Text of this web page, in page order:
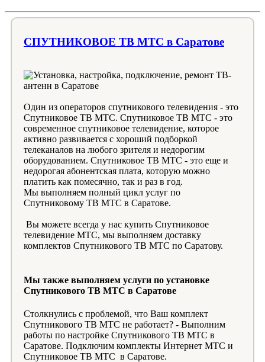
СПУТНИКОВОЕ ТВ МТС в Саратове
Один из операторов спутникового телевидения - это
Спутниковое ТВ МТС. Спутниковое ТВ МТС - это
современное спутниковое телевидение, которое
активно развивается с хороший подборкой
телеканалов на любого зрителя и недорогим
оборудованием. Спутниковое ТВ МТС - это еще и
недорогая абонентская плата, которую можно
платить как помесячно, так и раз в год.
Мы выполняем полный цикл услуг по
Спутниковому ТВ МТС в Саратове.
Вы можете всегда у нас купить Спутниковое
телевидение МТС, мы выполняем доставку
комплектов Спутникового ТВ МТС по Саратову.
Мы также выполняем услуги по установке
Спутникового ТВ МТС в Саратове
Столкнулись с проблемой, что Ваш комплект
Спутникового ТВ МТС не работает? - Выполним
работы по настройке Спутникового ТВ МТС в
Саратове. Подключим комплекты Интернет МТС и
Спутниковое ТВ МТС в Саратове.